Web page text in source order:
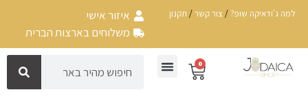
למה ג'ודאיקה שופ? / צור קשר/ תקנון
איזור אישי
משלוחים בארצות הברית
0